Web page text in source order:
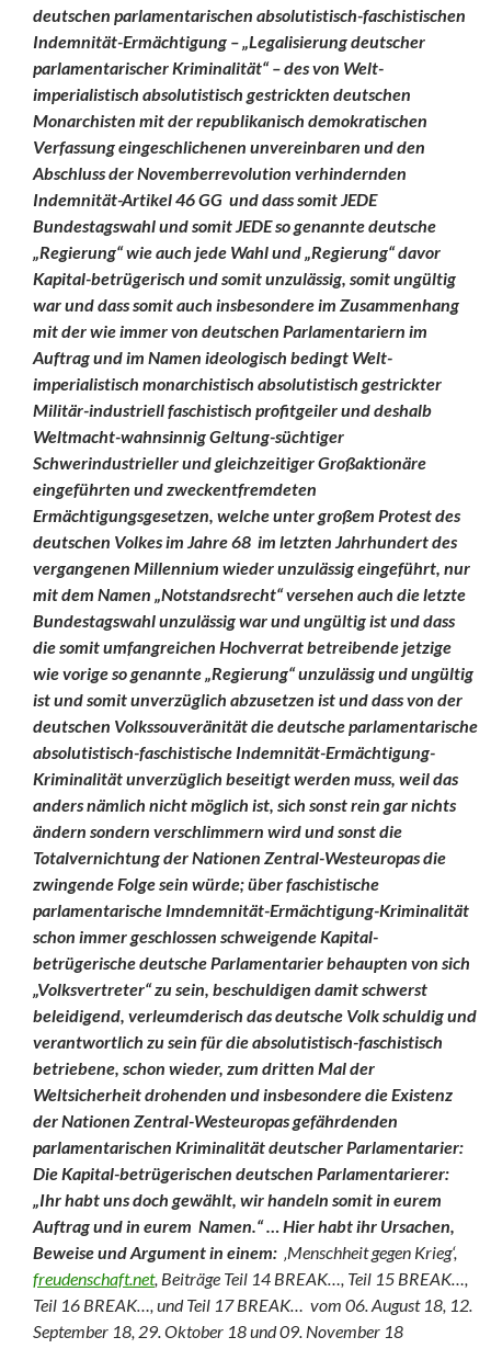
deutschen parlamentarischen absolutistisch-faschistischen
Indemnität-Ermächtigung – „Legalisierung deutscher
parlamentarischer Kriminalität“ – des von Welt-
imperialistisch absolutistisch gestrickten deutschen
Monarchisten mit der republikanisch demokratischen
Verfassung eingeschlichenen unvereinbaren und den
Abschluss der Novemberrevolution verhindernden
Indemnität-Artikel 46 GG und dass somit JEDE
Bundestagswahl und somit JEDE so genannte deutsche
„Regierung“ wie auch jede Wahl und „Regierung“ davor
Kapital-betrügerisch und somit unzulässig, somit ungültig
war und dass somit auch insbesondere im Zusammenhang
mit der wie immer von deutschen Parlamentariern im
Auftrag und im Namen ideologisch bedingt Welt-
imperialistisch monarchistisch absolutistisch gestrickter
Militär-industriell faschistisch profitgeiler und deshalb
Weltmacht-wahnsinnig Geltung-süchtiger
Schwerindustrieller und gleichzeitiger Großaktionäre
eingeführten und zweckentfremdeten
Ermächtigungsgesetzen, welche unter großem Protest des
deutschen Volkes im Jahre 68 im letzten Jahrhundert des
vergangenen Millennium wieder unzulässig eingeführt, nur
mit dem Namen „Notstandsrecht“ versehen auch die letzte
Bundestagswahl unzulässig war und ungültig ist und dass
die somit umfangreichen Hochverrat betreibende jetzige
wie vorige so genannte „Regierung“ unzulässig und ungültig
ist und somit unverzüglich abzusetzen ist und dass von der
deutschen Volkssouveränität die deutsche parlamentarische
absolutistisch-faschistische Indemnität-Ermächtigung-
Kriminalität unverzüglich beseitigt werden muss, weil das
anders nämlich nicht möglich ist, sich sonst rein gar nichts
ändern sondern verschlimmern wird und sonst die
Totalvernichtung der Nationen Zentral-Westeuropas die
zwingende Folge sein würde; über faschistische
parlamentarische Imndemnität-Ermächtigung-Kriminalität
schon immer geschlossen schweigende Kapital-
betrügerische deutsche Parlamentarier behaupten von sich
„Volksvertreter“ zu sein, beschuldigen damit schwerst
beleidigend, verleumderisch das deutsche Volk schuldig und
verantwortlich zu sein für die absolutistisch-faschistisch
betriebene, schon wieder, zum dritten Mal der
Weltsicherheit drohenden und insbesondere die Existenz
der Nationen Zentral-Westeuropas gefährdenden
parlamentarischen Kriminalität deutscher Parlamentarier:
Die Kapital-betrügerischen deutschen Parlamentarierer:
„Ihr habt uns doch gewählt, wirhandeln somit in eurem
Auftrag und in eurem Namen.“ … Hier habt ihr Ursachen,
Beweise und Argument in einem: ‚Menschheit gegen Krieg‘,
freudenschaft.net, Beiträge Teil 14 BREAK…, Teil 15 BREAK…,
Teil 16 BREAK…, und Teil 17 BREAK… vom 06. August 18, 12.
September 18, 29. Oktober 18 und 09. November 18